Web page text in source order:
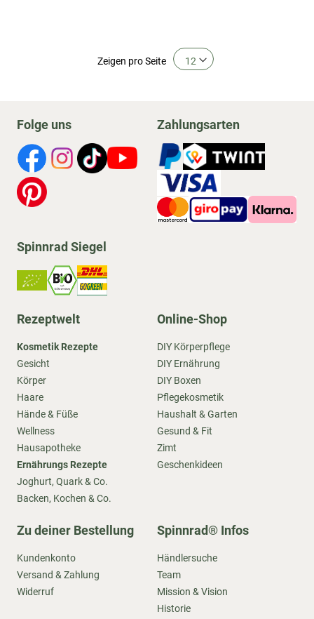
Zeigen pro Seite
Folge uns Zahlungsarten
Spinnrad Siegel
Rezeptwelt
Kosmetik Rezepte
Gesicht
Körper
Haare
Hände & Füße
Wellness
Hausapotheke
Ernährungs Rezepte
Joghurt, Quark & Co.
Backen, Kochen & Co.
Online-Shop
DIY Körperpflege
DIY Ernährung
DIY Boxen
Pflegekosmetik
Haushalt & Garten
Gesund & Fit
Zimt
Geschenkideen
Zu deiner Bestellung
Kundenkonto
Versand & Zahlung
Widerruf
Spinnrad® Infos
Händlersuche
Team
Mission & Vision
Historie